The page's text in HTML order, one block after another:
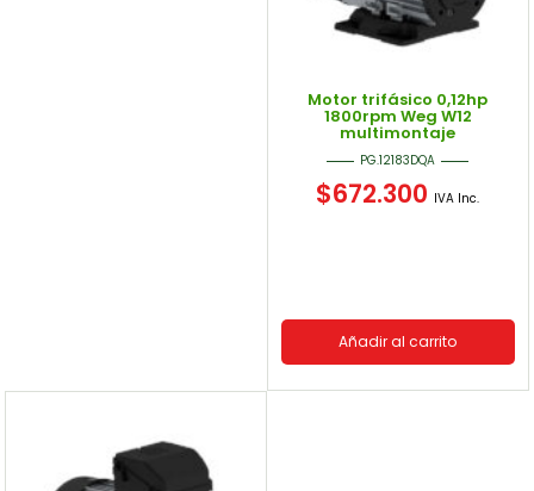
Motor trifásico 0,12hp
1800rpm Weg W12
multimontaje
PG.12183DQA
$672.300 IVA Inc.
Añadir al carrito